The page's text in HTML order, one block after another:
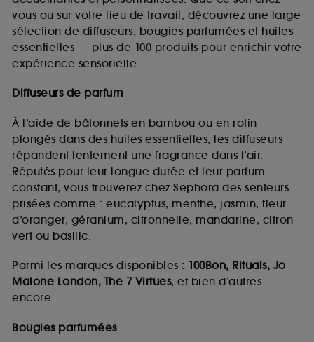
vous ou sur votre lieu de travail, découvrez une large
sélection de diffuseurs, bougies parfumées et huiles
essentielles — plus de 100 produits pour enrichir votre
expérience sensorielle.
Diffuseurs de parfum
À l’aide de bâtonnets en bambou ou en rotin
plongés dans des huiles essentielles, les diffuseurs
répandent lentement une fragrance dans l’air.
Réputés pour leur longue durée et leur parfum
constant, vous trouverez chez Sephora des senteurs
prisées comme : eucalyptus, menthe, jasmin, fleur
d’oranger, géranium, citronnelle, mandarine, citron
vert ou basilic.
Parmi les marques disponibles : 100Bon, Rituals, Jo
Malone London, The 7 Virtues, et bien d’autres
encore.
Bougies parfumées